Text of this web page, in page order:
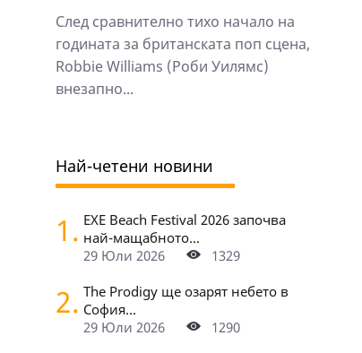
След сравнително тихо начало на
годината за британската поп сцена,
Robbie Williams (Роби Уилямс)
внезапно...
Най-четени новини
1. EXE Beach Festival 2026 започва
най-мащабното...
29 Юли 2026
1329
2. The Prodigy ще озарят небето в
София...
29 Юли 2026
1290